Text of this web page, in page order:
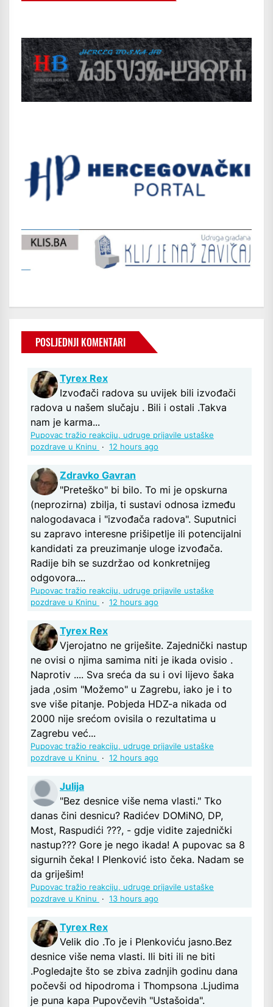
POSLJEDNJI KOMENTARI
Tyrex Rex
Izvođači radova su uvijek bili izvođači
radova u našem slučaju . Bili i ostali .Takva
nam je karma...
Pupovac tražio reakciju, udruge prijavile ustaške
pozdrave u Kninu
· 12 hours ago
Zdravko Gavran
"Preteško" bi bilo. To mi je opskurna
(neprozirna) zbilja, ti sustavi odnosa između
nalogodavaca i "izvođača radova". Suputnici
su zapravo interesne prišipetlje ili potencijalni
kandidati za preuzimanje uloge izvođača.
Radije bih se suzdržao od konkretnijeg
odgovora....
Pupovac tražio reakciju, udruge prijavile ustaške
pozdrave u Kninu
· 12 hours ago
Tyrex Rex
Vjerojatno ne griješite. Zajednički nastup
ne ovisi o njima samima niti je ikada ovisio .
Naprotiv .... Sva sreća da su i ovi lijevo šaka
jada ,osim "Možemo" u Zagrebu, iako je i to
sve više pitanje. Pobjeda HDZ-a nikada od
2000 nije srećom ovisila o rezultatima u
Zagrebu već...
Pupovac tražio reakciju, udruge prijavile ustaške
pozdrave u Kninu
· 12 hours ago
Julija
"Bez desnice više nema vlasti." Tko
danas čini desnicu? Radićev DOMiNO, DP,
Most, Raspudići ???, - gdje vidite zajednički
nastup??? Gore je nego ikada! A pupovac sa 8
sigurnih čeka! I Plenković isto čeka. Nadam se
da griješim!
Pupovac tražio reakciju, udruge prijavile ustaške
pozdrave u Kninu
· 13 hours ago
Tyrex Rex
Velik dio .To je i Plenkoviću jasno.Bez
desnice više nema vlasti. Ili biti ili ne biti
.Pogledajte što se zbiva zadnjih godinu dana
počevši od hipodroma i Thompsona .Ljudima
je puna kapa Pupovčevih "Ustašoida".